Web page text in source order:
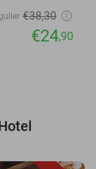
€38,30
€24,90